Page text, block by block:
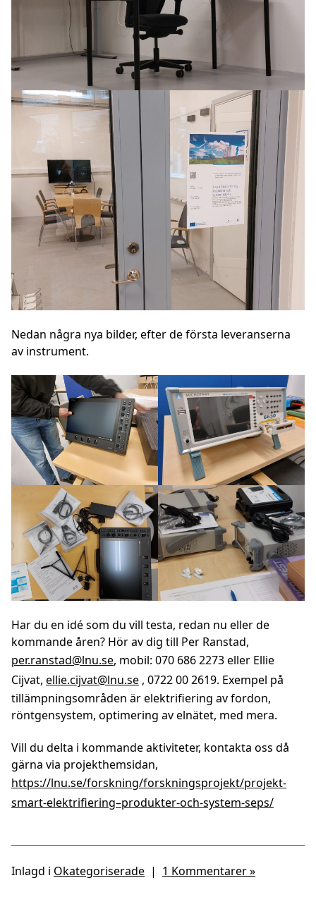
Nedan några nya bilder, efter de första leveranserna
av instrument.
Har du en idé som du vill testa, redan nu eller de
kommande åren? Hör av dig till Per Ranstad,
per.ranstad@lnu.se, mobil: 070 686 2273 eller Ellie
Cijvat, ellie.cijvat@lnu.se , 0722 00 2619. Exempel på
tillämpningsområden är elektrifiering av fordon,
röntgensystem, optimering av elnätet, med mera.
Vill du delta i kommande aktiviteter, kontakta oss då
gärna via projekthemsidan,
https://lnu.se/forskning/forskningsprojekt/projekt-
smart-elektrifiering–produkter-och-system-seps/
Inlagd i Okategoriserade | 1 Kommentarer »